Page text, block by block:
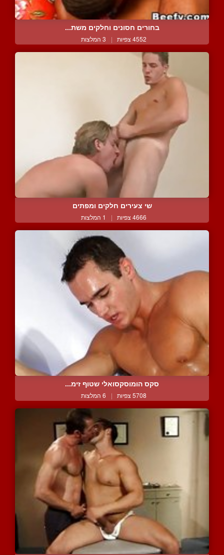
בחורים חסונים וחלקים משת...
4552 צפיות | 3 המלצות
שי צעירים חלקים ומפתים
4666 צפיות | 1 המלצות
סקס הומוסקסואלי שטוף זימ...
5708 צפיות | 6 המלצות